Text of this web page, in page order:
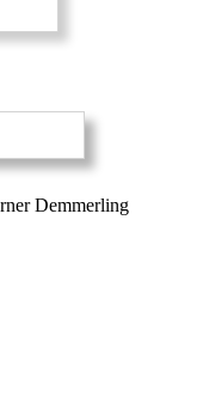
Demmerling